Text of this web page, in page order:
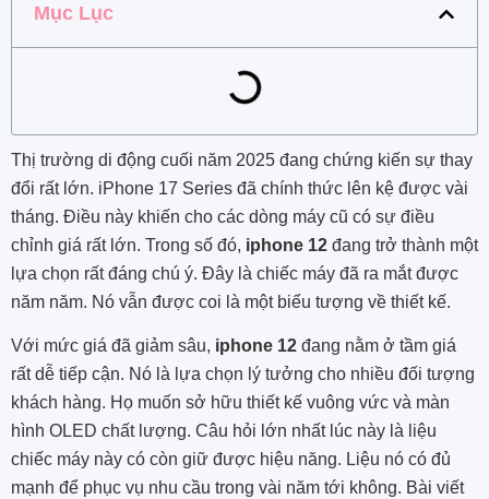
Mục Lục
Thị trường di động cuối năm 2025 đang chứng kiến sự thay
đổi rất lớn. iPhone 17 Series đã chính thức lên kệ được vài
tháng. Điều này khiến cho các dòng máy cũ có sự điều
chỉnh giá rất lớn. Trong số đó, iphone 12 đang trở thành một
lựa chọn rất đáng chú ý. Đây là chiếc máy đã ra mắt được
năm năm. Nó vẫn được coi là một biểu tượng về thiết kế.
Với mức giá đã giảm sâu, iphone 12 đang nằm ở tầm giá
rất dễ tiếp cận. Nó là lựa chọn lý tưởng cho nhiều đối tượng
khách hàng. Họ muốn sở hữu thiết kế vuông vức và màn
hình OLED chất lượng. Câu hỏi lớn nhất lúc này là liệu
chiếc máy này có còn giữ được hiệu năng. Liệu nó có đủ
mạnh để phục vụ nhu cầu trong vài năm tới không. Bài viết